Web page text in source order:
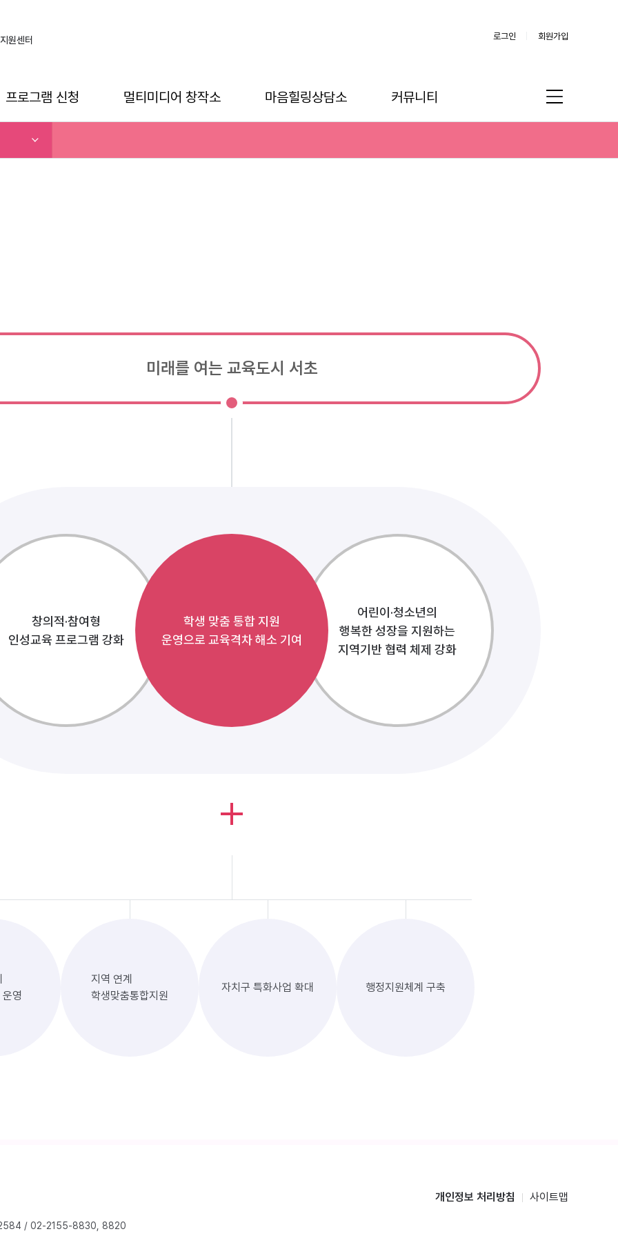
원센터 로그인 회원가입
프로그램 신청 멀티미디어 창작소 마음힐링상담소 커뮤니티
미래를 여는 교육도시 서초
창의적·참여형
인성교육 프로그램 강화
학생 맞춤 통합 지원
운영으로 교육격차 해소 기여
어린이·청소년의
행복한 성장을 지원하는
지역기반 협력 체제 강화
영
지역 연계
학생맞춤통합지원
자치구 특화사업 확대 행정지원체계 구축
개인정보 처리방침 사이트맵
/ 02-2155-8830, 8820